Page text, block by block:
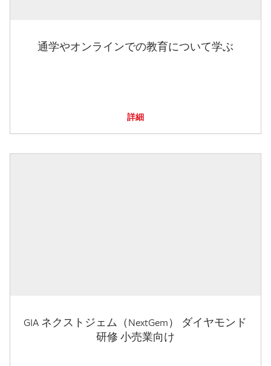
通学やオンラインでの教育について学ぶ
詳細
GIA ネクストジェム（NextGem） ダイヤモンド
研修 小売業向け